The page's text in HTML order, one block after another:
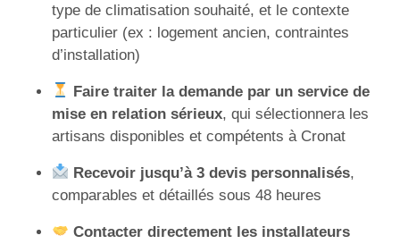
type de climatisation souhaité, et le contexte
particulier (ex : logement ancien, contraintes
d’installation)
Faire traiter la demande par un service de
mise en relation sérieux, qui sélectionnera les
artisans disponibles et compétents à Cronat
Recevoir jusqu’à 3 devis personnalisés,
comparables et détaillés sous 48 heures
Contacter directement les installateurs